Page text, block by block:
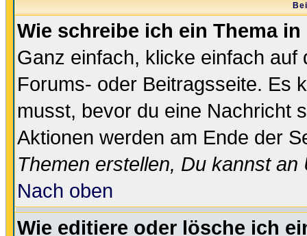
Wie schreibe ich ein Thema
Ganz einfach, klicke einfach
Forums- oder Beitragsseite. Es
musst, bevor du eine Nachricht
Aktionen werden am Ende der
Themen erstellen, Du kannst
Nach oben
Wie editiere oder lösche ich